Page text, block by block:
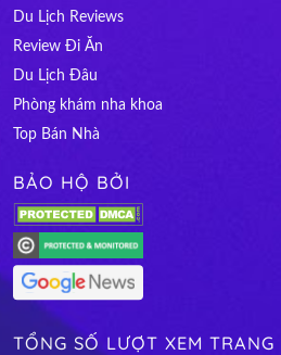
Du Lịch Reviews
Review Đi Ăn
Du Lịch Đâu
Phòng khám nha khoa
Top Bán Nhà
BẢO HỘ BỞI
TỔNG SỐ LƯỢT XEM TRANG